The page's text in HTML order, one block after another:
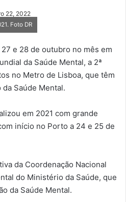
22, 2022
Foto DR
e 28 de outubro no mês em
da Saúde Mental, a 2ª
no Metro de Lisboa, que têm
Saúde Mental.
em 2021 com grande
início no Porto a 24 e 25 de
da Coordenação Nacional
do Ministério da Saúde, que
da Saúde Mental.